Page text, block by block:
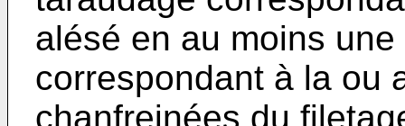
alésé en au moins
correspondant à la ou
chanfreinées du